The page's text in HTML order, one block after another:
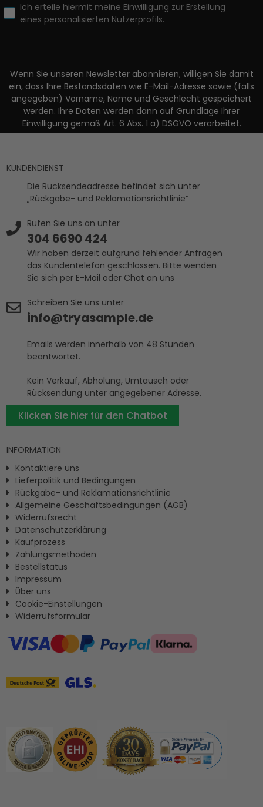
Ich erteile hiermit meine Einwilligung zur Erstellung
eines personalisierten Nutzerprofils.
Wenn Sie unseren Newsletter abonnieren, willigen Sie damit
ein, dass Ihre Bestandsdaten wie E-Mail-Adresse sowie (falls
angegeben) Vorname, Name und Geschlecht gespeichert
werden. Ihre Daten werden dann auf Grundlage Ihrer
Einwilligung gemäß Art. 6 Abs. 1 a) DSGVO verarbeitet.
KUNDENDIENST
Die Rücksendeadresse befindet sich unter
„Rückgabe- und Reklamationsrichtlinie“
Rufen Sie uns an unter
304 6690 424
Wir haben derzeit aufgrund fehlender Anfragen
das Kundentelefon geschlossen. Bitte wenden
Sie sich per E-Mail oder Chat an uns
Schreiben Sie uns unter
info@tryasample.de
Emails werden innerhalb von 48 Stunden
beantwortet.
Kein Verkauf, Abholung, Umtausch oder
Rücksendung unter angegebener Adresse.
Klicken Sie hier für den Chatbot
INFORMATION
Kontaktiere uns
Lieferpolitik und Bedingungen
Rückgabe- und Reklamationsrichtlinie
Allgemeine Geschäftsbedingungen (AGB)
Widerrufsrecht
Datenschutzerklärung
Kaufprozess
Zahlungsmethoden
Bestellstatus
Impressum
Ûber uns
Cookie-Einstellungen
Widerrufsformular